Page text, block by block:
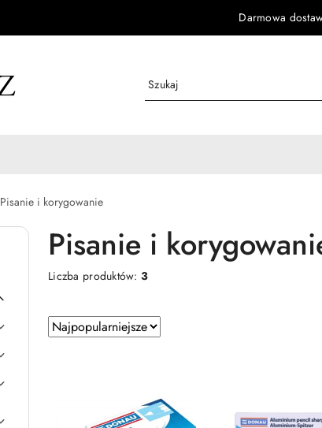
Darmowa
Pisanie i korygowanie
Pisanie i
Liczba produktów:3
Zastosowano
sortowanie:
Sortuj
według